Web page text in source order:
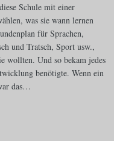
Schule mit einer
was sie wann lernen
für Sprachen,
und Tratsch, Sport usw.,
wollten. Und so bekam jedes
benötigte. Wenn ein
das…